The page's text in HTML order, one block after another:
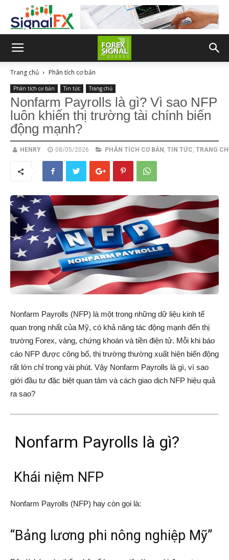
Trang chủ Phân tích cơ bản
Phân tích cơ bản Tin tức Trang chủ
Nonfarm Payrolls là gì? Vì sao NFP
luôn khiến thị trường tài chính biến
động mạnh?
HENRY 08/05/2026 PHÂN TÍCH CƠ BẢN , TIN TỨC, TRANG
Nonfarm Payrolls (NFP) là một trong những dữ liệu kinh tế
quan trọng nhất của Mỹ, có khả năng tác động mạnh đến thị
trường Forex, vàng, chứng khoán và tiền điện tử. Mỗi khi báo
cáo NFP được công bố, thị trường thường xuất hiện biến động
rất lớn chỉ trong vài phút. Vậy Nonfarm Payrolls là gì, vì sao
giới đầu tư đặc biệt quan tâm và cách giao dịch NFP hiệu quả
ra sao?
Nonfarm Payrolls là gì?
Khái niệm NFP
Nonfarm Payrolls (NFP) hay còn gọi là:
“Bảng lương phi nông nghiệp Mỹ”